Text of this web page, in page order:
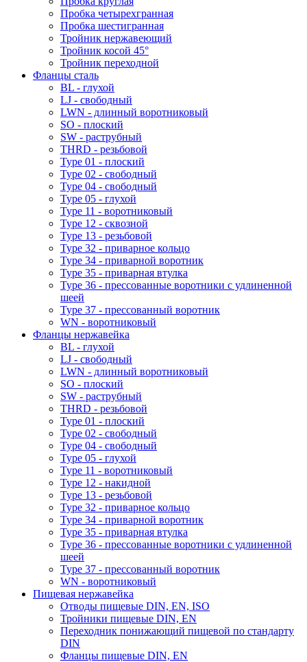
Пробка четырехгранная
Пробка шестигранная
Тройник нержавеющий
Тройник косой 45°
Тройник переходной
Фланцы сталь
BL - глухой
LJ - свободный
LWN - длинный воротниковый
SO - плоский
SW - раструбный
THRD - резьбовой
Type 01 - плоский
Type 02 - свободный
Type 04 - свободный
Type 05 - глухой
Type 11 - воротниковый
Type 12 - сквозной
Type 13 - резьбовой
Type 32 - приварное кольцо
Type 34 - приварной воротник
Type 35 - приварная втулка
Type 36 - прессованные воротники с удлиненной
шеей
Type 37 - прессованный воротник
WN - воротниковый
Фланцы нержавейка
BL - глухой
LJ - свободный
LWN - длинный воротниковый
SO - плоский
SW - раструбный
THRD - резьбовой
Type 01 - плоский
Type 02 - свободный
Type 04 - свободный
Type 05 - глухой
Type 11 - воротниковый
Type 12 - накидной
Type 13 - резьбовой
Type 32 - приварное кольцо
Type 34 - приварной воротник
Type 35 - приварная втулка
Type 36 - прессованные воротники с удлиненной
шеей
Type 37 - прессованный воротник
WN - воротниковый
Пищевая нержавейка
Отводы пищевые DIN, EN, ISO
Тройники пищевые DIN, EN
Переходник понижающий пищевой по стандарту
DIN
Фланцы пищевые DIN, EN